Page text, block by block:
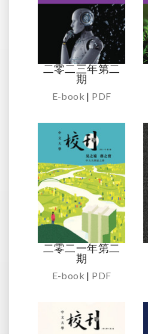
二零二三年第二
期
E-book | PDF
二零二一年第二
期
E-book | PDF